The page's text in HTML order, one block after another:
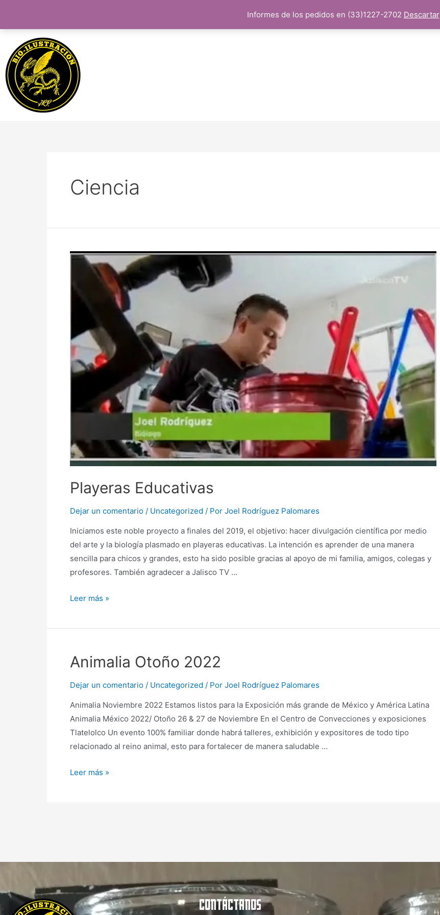
Informes de los pedidos en (33)1227-2702 Descartar
Ciencia
Playeras Educativas
Dejar un comentario / Uncategorized / Por Joel Rodríguez Palomares
Iniciamos este noble proyecto a finales del 2019, el objetivo: hacer divulgación científica por medio
del arte y la biología plasmado en playeras educativas. La intención es aprender de una manera
sencilla para chicos y grandes, esto ha sido posible gracias al apoyo de mi familia, amigos, colegas y
profesores. También agradecer a Jalisco TV …
Leer más »
Animalia Otoño 2022
Dejar un comentario / Uncategorized / Por Joel Rodríguez Palomares
Animalia Noviembre 2022 Estamos listos para la Exposición más grande de México y América Latina
Animalia México 2022/ Otoño 26 & 27 de Noviembre En el Centro de Convecciones y exposiciones
Tlatelolco Un evento 100% familiar donde habrá talleres, exhibición y expositores de todo tipo
relacionado al reino animal, esto para fortalecer de manera saludable …
Leer más »
CONTÁCTANOS